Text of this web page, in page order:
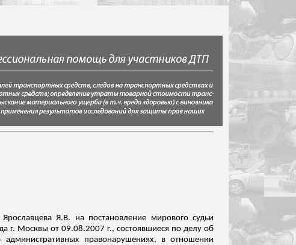
Я.В. на постановление мирового судьи
г. Москвы от 09.08.2007 г., состоявшиеся по делу об
правонарушениях, в отношении